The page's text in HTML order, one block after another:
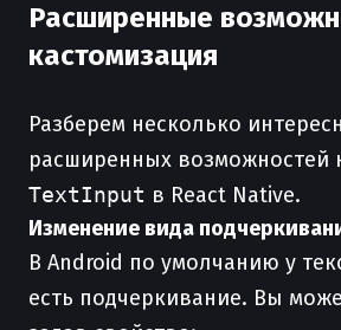
Расширенные
кастомизация
Разберем несколько
расширенных возможностей
TextInput в React Native.
Изменение вида
В Android по умолчанию у
есть подчеркивание. Вы